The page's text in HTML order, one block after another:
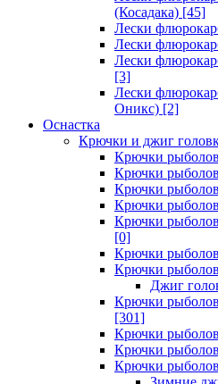
(Косадака) [45]
Лески
Лески
Лески
[3]
Лески
Оникс) [2]
Оснастка
Крючки и джиг
Крючки
Крючки
Крючки
Крючки
Крючки
[0]
Крючки
Крючки
Джиг
Крючки
[301]
Крючки
Крючки
Крючки